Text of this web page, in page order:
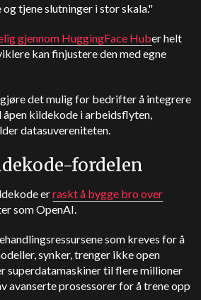
tjene slutninger i stor skala."
gjennom HuggingFace Huber helt
kan finjustere den med egne
det mulig for bedrifter å integrere
kildekode i arbeidsflyten,
datasuvereniteten.
fordelen
erraskt å bygge bro over
som OpenAI.
som kreves for å
synker, trenger ikke open
superdatamaskiner til flere millioner
avanserte prosessorer for å trene opp